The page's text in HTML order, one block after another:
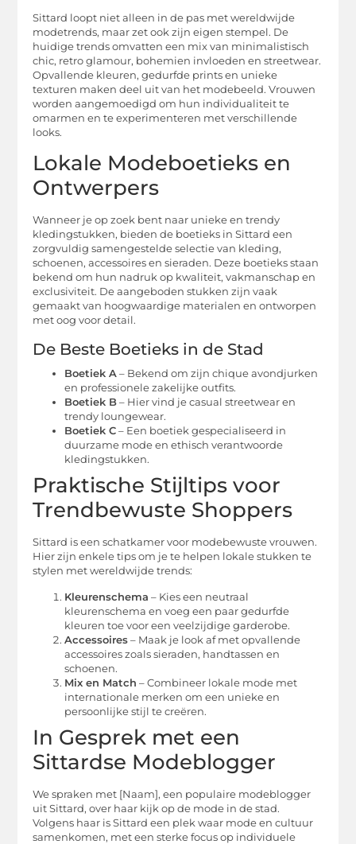
Sittard loopt niet alleen in de pas met wereldwijde
modetrends, maar zet ook zijn eigen stempel. De
huidige trends omvatten een mix van minimalistisch
chic, retro glamour, bohemien invloeden en streetwear.
Opvallende kleuren, gedurfde prints en unieke
texturen maken deel uit van het modebeeld. Vrouwen
worden aangemoedigd om hun individualiteit te
omarmen en te experimenteren met verschillende
looks.
Lokale Modeboetieks en
Ontwerpers
Wanneer je op zoek bent naar unieke en trendy
kledingstukken, bieden de boetieks in Sittard een
zorgvuldig samengestelde selectie van kleding,
schoenen, accessoires en sieraden. Deze boetieks staan
bekend om hun nadruk op kwaliteit, vakmanschap en
exclusiviteit. De aangeboden stukken zijn vaak
gemaakt van hoogwaardige materialen en ontworpen
met oog voor detail.
De Beste Boetieks in de Stad
Boetiek A – Bekend om zijn chique avondjurken
en professionele zakelijke outfits.
Boetiek B – Hier vind je casual streetwear en
trendy loungewear.
Boetiek C – Een boetiek gespecialiseerd in
duurzame mode en ethisch verantwoorde
kledingstukken.
Praktische Stijltips voor
Trendbewuste Shoppers
Sittard is een schatkamer voor modebewuste vrouwen.
Hier zijn enkele tips om je te helpen lokale stukken te
stylen met wereldwijde trends:
Kleurenschema – Kies een neutraal
kleurenschema en voeg een paar gedurfde
kleuren toe voor een veelzijdige garderobe.
Accessoires – Maak je look af met opvallende
accessoires zoals sieraden, handtassen en
schoenen.
Mix en Match – Combineer lokale mode met
internationale merken om een unieke en
persoonlijke stijl te creëren.
In Gesprek met een
Sittardse Modeblogger
We spraken met [Naam], een populaire modeblogger
uit Sittard, over haar kijk op de mode in de stad.
Volgens haar is Sittard een plek waar mode en cultuur
samenkomen, met een sterke focus op individuele